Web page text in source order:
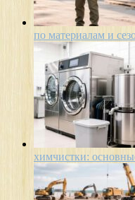
по материалам и
химчистки: